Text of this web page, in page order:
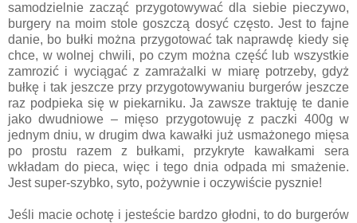
samodzielnie zacząć przygotowywać dla siebie pieczywo,
burgery na moim stole goszczą dosyć często. Jest to fajne
danie, bo bułki można przygotować tak naprawdę kiedy się
chce, w wolnej chwili, po czym można część lub wszystkie
zamrozić i wyciągać z zamrażalki w miarę potrzeby, gdyż
bułkę i tak jeszcze przy przygotowywaniu burgerów jeszcze
raz podpieka się w piekarniku. Ja zawsze traktuję te danie
jako dwudniowe – mięso przygotowuję z paczki 400g w
jednym dniu, w drugim dwa kawałki już usmażonego mięsa
po prostu razem z bułkami, przykryte kawałkami sera
wkładam do pieca, więc i tego dnia odpada mi smażenie.
Jest super-szybko, syto, pożywnie i oczywiście pysznie!
Jeśli macie ochotę i jesteście bardzo głodni, to do burgerów